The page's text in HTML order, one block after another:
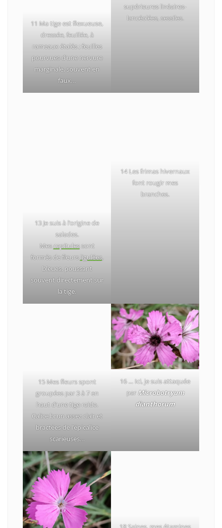
11 Ma tige est flexueuse,
dressée, feuillée, à
rameaux étalés ; feuilles
pourvues d’une nervure
marginale, souvent en
faux…
supérieures linéaires-
lancéolées, sessiles.
13 Je suis à l’origine de
salades.
Mescapitulessont
formés de fleursligulées,
bleues, poussant
souvent directement sur
la tige.
14 Les frimas hivernaux
font rougir mes
branches.
15 Mes fleurs spont
groupées par 3 à 7 en
haut d’une tige raide.
Calice brun assez clair et
bractées de l’épicalice
scarieuses…
16 … Ici, je suis attaquée
parMicrobotryum
dianthorum